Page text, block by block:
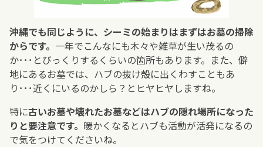
沖縄でも同じように、シーミの始まりはまずはお墓の掃除
からです。 一年でこんなにも木々や雑草が生い茂るの
か･･･とびっくりするくらいの箇所もあります。また、僻
地にあるお墓では、ハブの抜け殻に出くわすこともあ
り･･･近くにいるのかしら？とヒヤヒヤしますね。
特に古いお墓や壊れたお墓などはハブの隠れ場所になった
りと要注意です。 暖かくなるとハブも活動が活発になるの
で気をつけてくださいね。